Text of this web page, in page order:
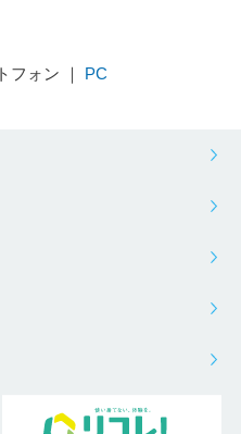
フォン ｜ PC